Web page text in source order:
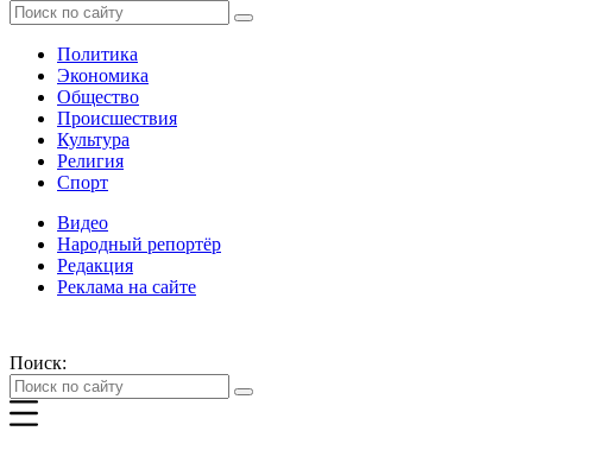
Политика
Экономика
Общество
Происшествия
Культура
Религия
Спорт
Видео
Народный репортёр
Редакция
Реклама на сайте
Поиск: